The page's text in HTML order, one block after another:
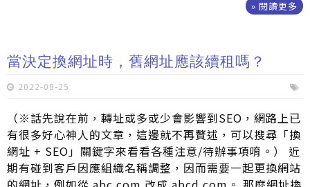
» 閱讀更多
當決定換網址時，舊網址應該續租嗎？
2022-08-25
（※話先說在前，轉址或多或少會影響到SEO，網路上已
有很多好心神人的文章，這邊就不再贅述，可以搜尋「換
網址 + SEO」關鍵字來看看各種注意/待辦事項唷。） 近
期有碰到客戶因應組織名稱調整，因而需要一起更換網站